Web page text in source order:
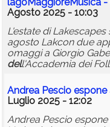
lagoMaggioreMusica
Agosto 2025 - 10:03
L'estate di
agosto Lakcon due
omaggi a Giorgio
dell'Accademia dei
Andrea Pescio espone
Luglio 2025 - 12:02
Andrea Pescio